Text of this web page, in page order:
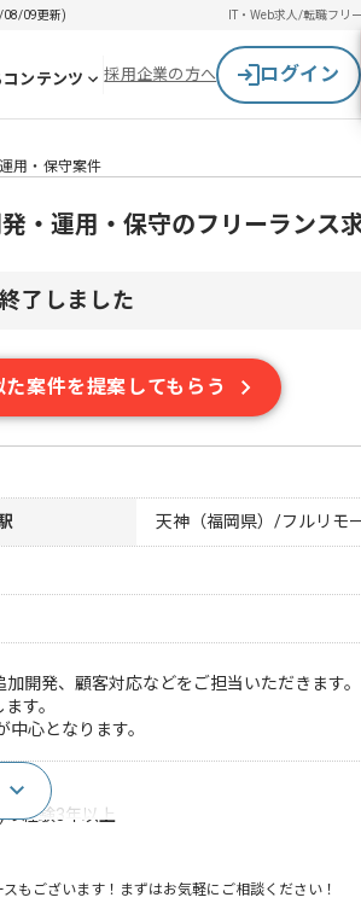
08/09更新) IT・Web求人/転職フリ
ンテンツ 採用企業の方へ ログイン
用・保守案件
・運用・保守のフリーランス
了しました
た案件を提案してもらう
天神（福岡県）/フルリモ
開発、顧客対応などをご担当いただきます。
す。
心となります。
の経験3年以上
もございます！まずはお気軽にご相談ください！